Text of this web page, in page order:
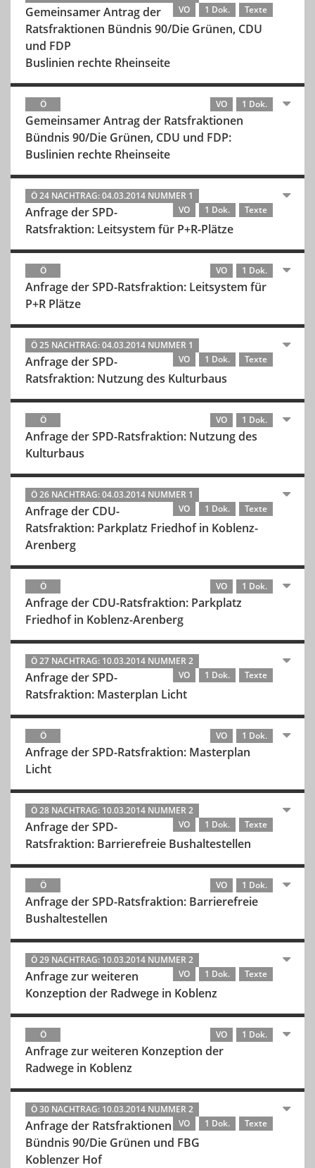
VO
1 Dok. Texte
Gemeinsamer Antrag der
Ratsfraktionen Bündnis 90/Die Grünen, CDU
und FDP
Buslinien rechte Rheinseite
Ö VO 1 Dok.
Gemeinsamer Antrag der Ratsfraktionen
Bündnis 90/Die Grünen, CDU und FDP:
Buslinien rechte Rheinseite
Ö 24 NACHTRAG: 04.03.2014 NUMMER 1
VO
1 Dok. Texte
Anfrage der SPD-
Ratsfraktion: Leitsystem für P+R-Plätze
Ö VO 1 Dok.
Anfrage der SPD-Ratsfraktion: Leitsystem für
P+R Plätze
Ö 25 NACHTRAG: 04.03.2014 NUMMER 1
VO
1 Dok. Texte
Anfrage der SPD-
Ratsfraktion: Nutzung des Kulturbaus
Ö VO 1 Dok.
Anfrage der SPD-Ratsfraktion: Nutzung des
Kulturbaus
Ö 26 NACHTRAG: 04.03.2014 NUMMER 1
VO
1 Dok. Texte
Anfrage der CDU-
Ratsfraktion: Parkplatz Friedhof in Koblenz-
Arenberg
Ö VO 1 Dok.
Anfrage der CDU-Ratsfraktion: Parkplatz
Friedhof in Koblenz-Arenberg
Ö 27 NACHTRAG: 10.03.2014 NUMMER 2
VO
1 Dok. Texte
Anfrage der SPD-
Ratsfraktion: Masterplan Licht
Ö VO 1 Dok.
Anfrage der SPD-Ratsfraktion: Masterplan
Licht
Ö 28 NACHTRAG: 10.03.2014 NUMMER 2
VO
1 Dok. Texte
Anfrage der SPD-
Ratsfraktion: Barrierefreie Bushaltestellen
Ö VO 1 Dok.
Anfrage der SPD-Ratsfraktion: Barrierefreie
Bushaltestellen
Ö 29 NACHTRAG: 10.03.2014 NUMMER 2
VO
1 Dok. Texte
Anfrage zur weiteren
Konzeption der Radwege in Koblenz
Ö VO 1 Dok.
Anfrage zur weiteren Konzeption der
Radwege in Koblenz
Ö 30 NACHTRAG: 10.03.2014 NUMMER 2
VO
1 Dok. Texte
Anfrage der Ratsfraktionen
Bündnis 90/Die Grünen und FBG
Koblenzer Hof